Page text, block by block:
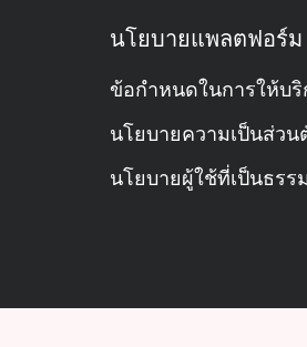
นโยบายแพลตฟอร์ม
ข้อกำหนดในการให้บริ
นโยบายความเป็นส่วน
นโยบายผู้ใช้ที่เป็นธรรม